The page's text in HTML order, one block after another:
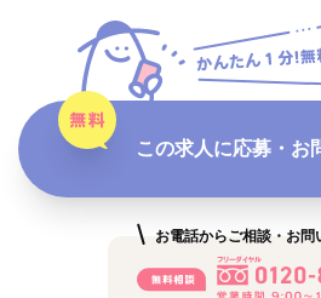
この求人に応募・お
お電話からご相談・お問